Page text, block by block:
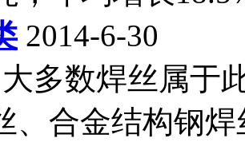
2014-6-30
多数焊丝属于
、合金结构钢